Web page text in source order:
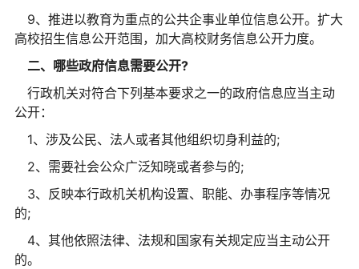
9、推进以教育为重点的公共企事业单位信息公开。扩大
高校招生信息公开范围，加大高校财务信息公开力度。
二、哪些政府信息需要公开?
行政机关对符合下列基本要求之一的政府信息应当主动
公开：
1、涉及公民、法人或者其他组织切身利益的;
2、需要社会公众广泛知晓或者参与的;
3、反映本行政机关机构设置、职能、办事程序等情况
的;
4、其他依照法律、法规和国家有关规定应当主动公开
的。